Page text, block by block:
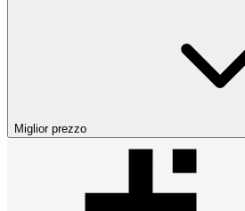
Miglior prezzo